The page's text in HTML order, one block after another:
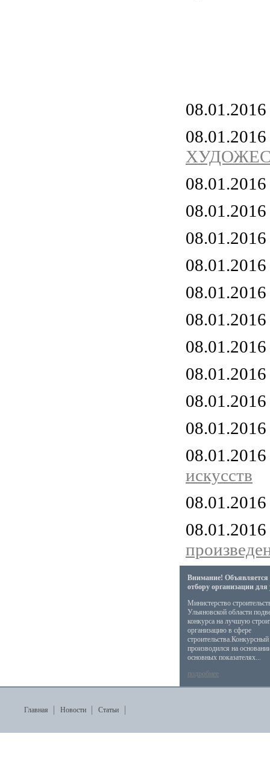
08.01.2016
08.01.2016
08.01.2016
08.01.2016
08.01.2016
08.01.2016
08.01.2016
08.01.2016
08.01.2016
08.01.2016
08.01.2016
08.01.2016
08.01.2016
искусств
08.01.2016
08.01.2016
Внимание! Объявляется
отбору организации для
Министерство
Ульяновской области
конкурса на лучшую
организацию в сфере
производился на
основных показателях...
подробнее
Главная Новости Статьи